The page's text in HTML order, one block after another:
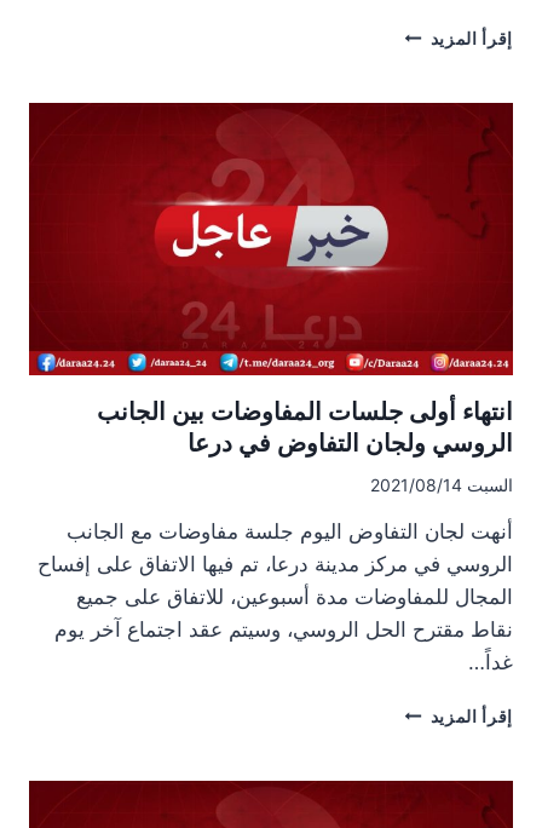
إقرأ المزيد بدء
الاتفاق
المركزية
واللجنة
الأمنية،
بإشراف
انتهاء أولى جلسات المفاوضات بين الجانب
الروسي ولجان التفاوض في درعا
السبت 2021/08/14
أنهت لجان التفاوض اليوم جلسة مفاوضات مع الجانب
الروسي في مركز مدينة درعا، تم فيها الاتفاق على إفساح
المجال للمفاوضات مدة أسبوعين، للاتفاق على جميع
نقاط مقترح الحل الروسي، وسيتم عقد اجتماع آخر يوم
غداً…
إقرأ المزيد انتهاء
المفاوضات